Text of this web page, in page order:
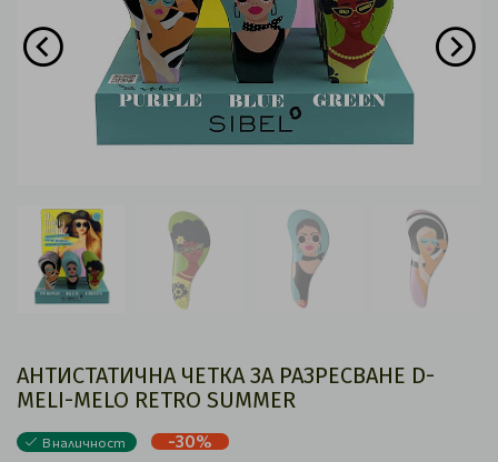
АНТИСТАТИЧНА ЧЕТКА ЗА РАЗРЕСВАНЕ D-
MELI-MELO RETRO SUMMER
В наличност -30%